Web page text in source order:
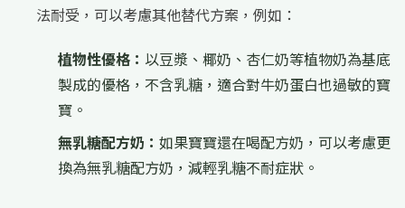
法耐受，可以考慮其他替代方案，例如：
植物性優格： 以豆漿、椰奶、杏仁奶等植物奶為基底
製成的優格，不含乳糖，適合對牛奶蛋白也過敏的寶
寶。
無乳糖配方奶： 如果寶寶還在喝配方奶，可以考慮更
換為無乳糖配方奶，減輕乳糖不耐症狀。